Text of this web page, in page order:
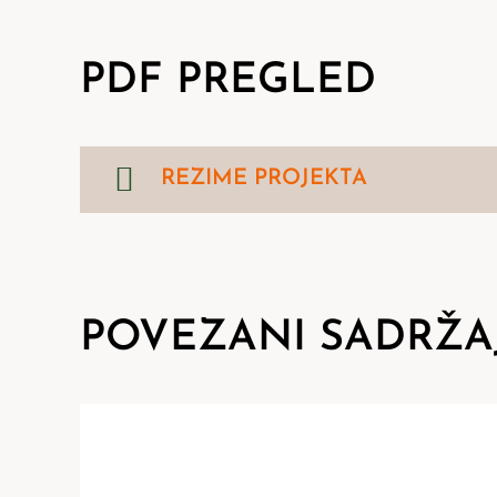
PDF PREGLED
REZIME PROJEKTA
POVEZANI